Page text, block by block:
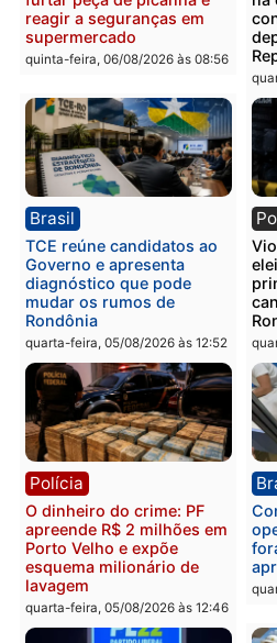
Homem é preso com
drogas durante ação da
PM no Castanheira
quinta-feira, 06/08/2026 às 09:02
Polícia
Homem é preso após
furtar peça de picanha e
reagir a seguranças em
supermercado
quinta-feira, 06/08/2026 às 08:56
Brasil
TCE reúne candidatos ao
Governo e apresenta
diagnóstico que pode